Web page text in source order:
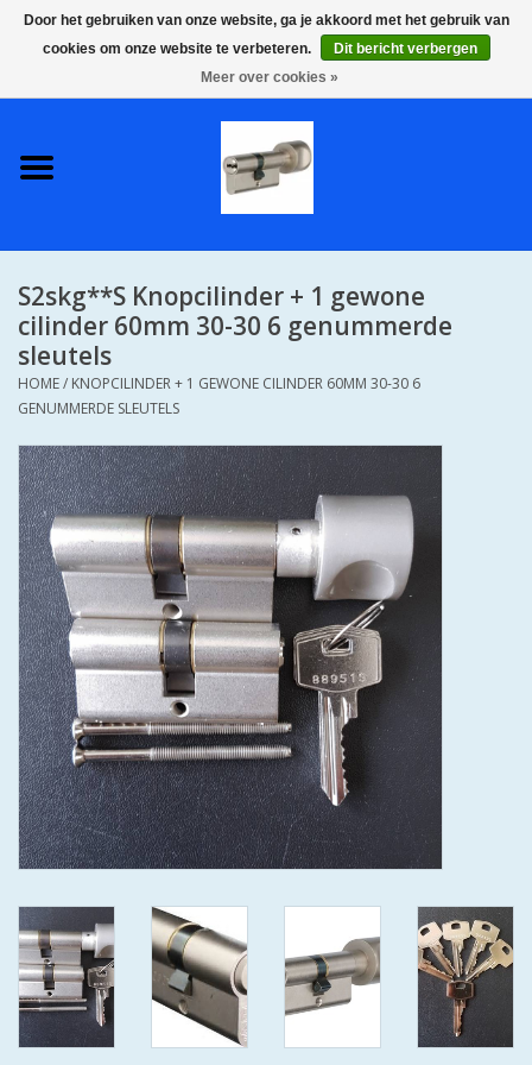
0 Artikelen - €0,00
S2 COMPLETE VEILIGE
SKG**
S2 CILINDER SLOTEN IN
IEDERE GEWENSTE MAAT MET
SLEUTELS SKG**
S2 CILINDERSLOTEN IN IEDERE
GEWENSTE MAAT MET
KEERSLEUTEL
(GAATJES)VEILIGE
GENUMMERDE SLEUTELS
SKG**
ISEO F 6 EXTRA S
ANTIKERNTREK ZWART IN
IEDERE GEWENSTE MAAT MET
GEWONE GENUMMERDE
VEILIGE SLEUTELS SKG***
ISEO F 6 EXTRA S
ANTIKERNTREK IN IEDERE
GEWENSTE MAAT MET
GEWONE SLEUTEL SKG***
S2skg**S Knopcilinder + 1 gewone
cilinder 60mm 30-30 6 genummerde
sleutels
HOME/ KNOPCILINDER + 1 GEWONE CILINDER 60MM 30-30 6
GENUMMERDE SLEUTELS
Door het gebruiken van onze website, ga je akkoord met het gebruik van
cookies om onze website te verbeteren.
Dit bericht verbergen
Meer over cookies »